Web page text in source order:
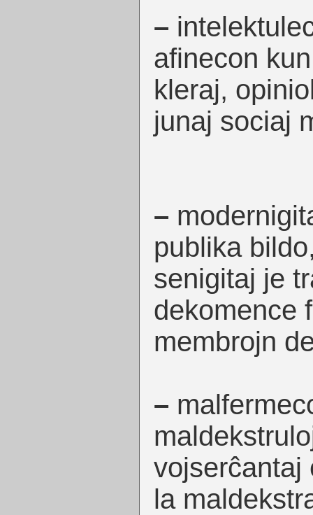
–
afinecon
kleraj,
junaj sociaj
–
publika
senigitaj je
dekomence
membrojn
–
vojserĉantaj
la